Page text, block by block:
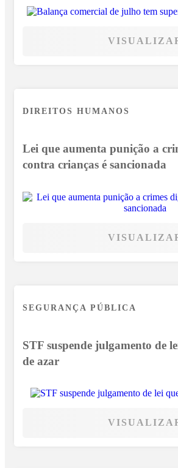
DIREITOS HUMANOS
Lei que aumenta punição a
contra crianças é sancionada
SEGURANÇA PÚBLICA
STF suspende julgamento de
de azar